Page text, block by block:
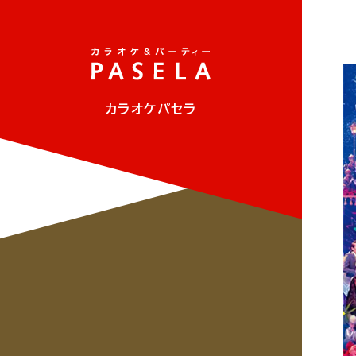
カラオケパセラ